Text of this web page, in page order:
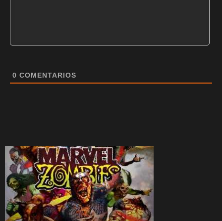
0 COMENTARIOS